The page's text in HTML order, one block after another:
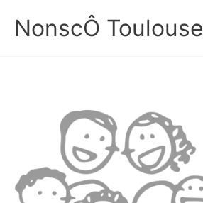
contenu
NonscÔ Toulouse